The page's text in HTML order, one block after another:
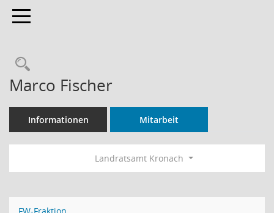
Toggle navigation
Rechercheauswahl
Marco Fischer
Informationen Mitarbeit
Landratsamt Kronach